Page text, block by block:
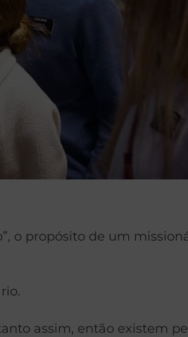
o propósito de um
assim, então existem